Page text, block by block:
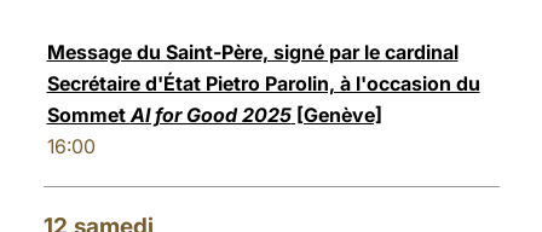
Message du Saint-Père, signé par le cardinal
Secrétaire d'État Pietro Parolin, à l'occasion du
SommetAI for Good 2025[Genève]
16:00